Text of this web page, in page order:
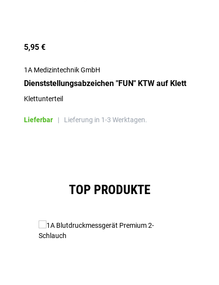
5,95 €
1A Medizintechnik GmbH
Dienststellungsabzeichen "FUN" KTW auf Klett
Klettunterteil
Lieferbar | Lieferung in 1-3 Werktagen.
TOP PRODUKTE